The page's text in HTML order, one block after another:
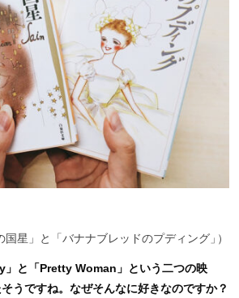
国星」と「バナナブレッドのプディング 」 ）
」と「Pretty Woman」という二つの映
うですね。なぜそんなに好きなのですか？